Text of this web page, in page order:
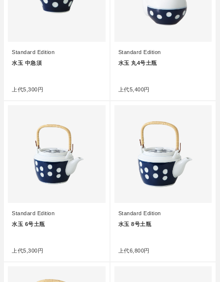
Standard Edition
水玉 中急須
上代5,300円
Standard Edition
水玉 丸4号土瓶
上代5,400円
Standard Edition
水玉 6号土瓶
上代5,300円
Standard Edition
水玉 8号土瓶
上代6,800円